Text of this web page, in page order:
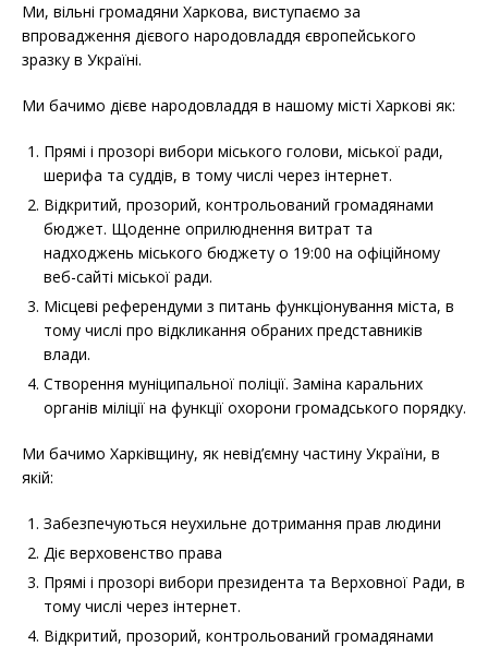
Ми, вільні громадяни Харкова, виступаємо за
впровадження дієвого народовладдя європейського
зразку в Україні.
Ми бачимо дієве народовладдя в нашому місті Харкові як:
Прямі і прозорі вибори міського голови, міської ради,
шерифа та суддів, в тому числі через інтернет.
Відкритий, прозорий, контрольований громадянами
бюджет. Щоденне оприлюднення витрат та
надходжень міського бюджету о 19:00 на офіційному
веб-сайті міської ради.
Місцеві референдуми з питань функціонування міста, в
тому числі про відкликання обраних представників
влади.
Створення муніципальної поліції. Заміна каральних
органів міліції на функції охорони громадського порядку.
Ми бачимо Харківщину, як невід’ємну частину України, в
якій:
Забезпечуються неухильне дотримання прав людини
Діє верховенство права
Прямі і прозорі вибори президента та Верховної Ради, в
тому числі через інтернет.
Відкритий, прозорий, контрольований громадянами